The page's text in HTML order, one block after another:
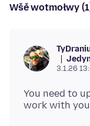
Wšě wotmołwy
3.1.26
You need to